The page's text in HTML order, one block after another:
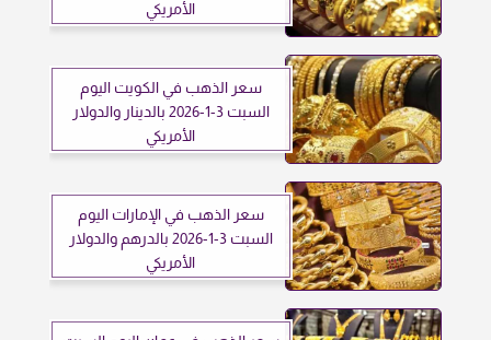
الأمريكي
سعر الذهب في الكويت اليوم
السبت 3-1-2026 بالدينار والدولار
الأمريكي
سعر الذهب في الإمارات اليوم
السبت 3-1-2026 بالدرهم والدولار
الأمريكي